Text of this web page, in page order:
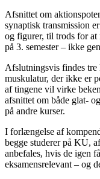
Afsnittet om
synaptisk transmission
og figurer, til trods for at
på 3. semester – ikke
Afslutningsvis findes tre
muskulatur, der ikke er
af tingene vil virke
afsnittet om både glat-
på andre kurser.
I forlængelse af
begge studerer på KU,
anbefales, hvis de igen
eksamensrelevant – og